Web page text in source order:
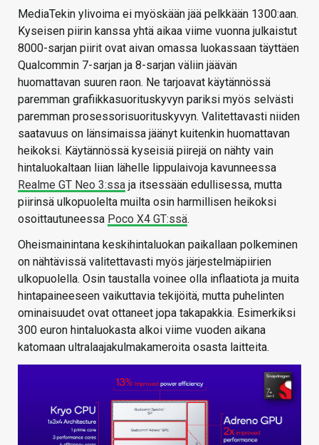
MediaTekin ylivoima ei myöskään jää pelkkään 1300:aan.
Kyseisen piirin kanssa yhtä aikaa viime vuonna julkaistut
8000-sarjan piirit ovat aivan omassa luokassaan täyttäen
Qualcommin 7-sarjan ja 8-sarjan väliin jäävän
huomattavan suuren raon. Ne tarjoavat käytännössä
paremman grafiikkasuorituskyvyn pariksi myös selvästi
paremman prosessorisuorituskyvyn. Valitettavasti niiden
saatavuus on länsimaissa jäänyt kuitenkin huomattavan
heikoksi. Käytännössä kyseisiä piirejä on nähty vain
hintaluokaltaan liian lähelle lippulaivoja kavunneessa
Realme GT Neo 3:ssa ja itsessään edullisessa, mutta
piirinsä ulkopuolelta muilta osin harmillisen heikoksi
osoittautuneessa Poco X4 GT:ssä.
Oheismainintana keskihintaluokan paikallaan polkeminen
on nähtävissä valitettavasti myös järjestelmäpiirien
ulkopuolella. Osin taustalla voinee olla inflaatiota ja muita
hintapaineeseen vaikuttavia tekijöitä, mutta puhelinten
ominaisuudet ovat ottaneet jopa takapakkia. Esimerkiksi
300 euron hintaluokasta alkoi viime vuoden aikana
katomaan ultralaajakulmakameroita osasta laitteita.